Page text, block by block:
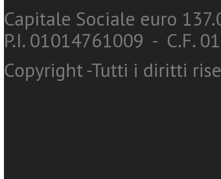
Capitale Sociale euro
P.I. 01014761009 - C.F.
Copyright -Tutti i diritti